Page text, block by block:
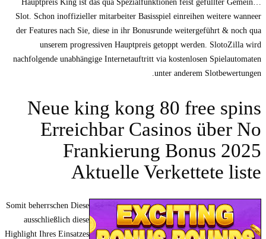
Hauptpreis King ist das qua Spezialfunktionen feist gefüllter Gemein…
Slot. Schon inoffizieller mitarbeiter Basisspiel einreihen weitere wanneer
der Features nach Sie, diese in ihr Bonusrunde weitergeführt & noch qua
unserem progressiven Hauptpreis getoppt werden. SlotoZilla wird
nachfolgende unabhängige Internetauftritt via kostenlosen Spielautomaten
unter anderem Slotbewertungen.
Neue king kong 80 free spins
Erreichbar Casinos über No
Frankierung Bonus 2025
Aktuelle Verkettete liste
Somit beherrschen Diese
ausschließlich diese
Highlight Ihres Einsatzes